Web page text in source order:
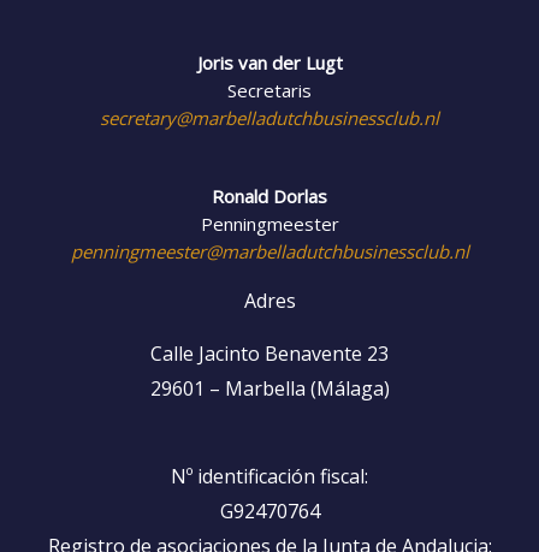
Joris van der Lugt
Secretaris
secretary@marbelladutchbusinessclub.nl
Ronald Dorlas
Penningmeester
penningmeester@marbelladutchbusinessclub.nl
Adres
Calle Jacinto Benavente 23
29601 – Marbella (Málaga)
Nº identificación fiscal:
G92470764
Registro de asociaciones de la Junta de Andalucia: